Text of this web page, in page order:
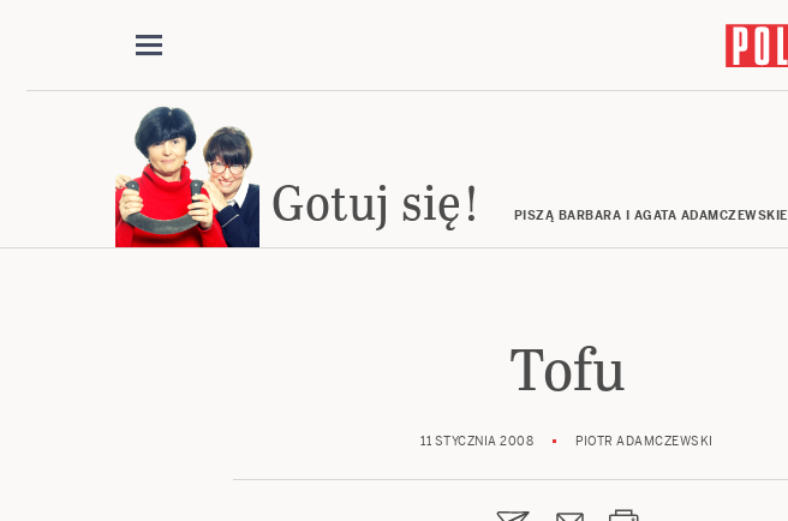
Gotuj się! PISZĄ BARBARA I AGATA ADAMCZEWSKIE
Tofu
11 STYCZNIA 2008 PIOTR ADAMCZEWSKI